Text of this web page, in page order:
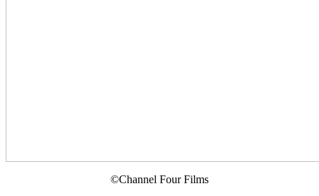
©Channel Four Films